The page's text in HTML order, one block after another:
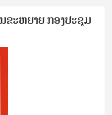
ຂະ​ຫ​ຍາຍ ກອງ​ປະ​ຊຸມ​